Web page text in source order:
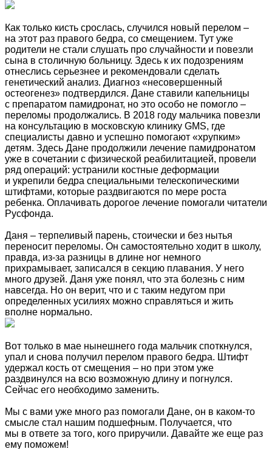
Как только кисть срослась, случился новый перелом –
на этот раз правого бедра, со смещением. Тут уже
родители не стали слушать про случайности и повезли
сына в столичную больницу. Здесь к их подозрениям
отнеслись серьезнее и рекомендовали сделать
генетический анализ. Диагноз «несовершенный
остеогенез» подтвердился. Дане ставили капельницы
с препаратом памидронат, но это особо не помогло –
переломы продолжались. В 2018 году мальчика повезли
на консультацию в московскую клинику GMS, где
специалисты давно и успешно помогают «хрупким»
детям. Здесь Дане продолжили лечение памидронатом
уже в сочетании с физической реабилитацией, провели
ряд операций: устранили костные деформации
и укрепили бедра специальными телескопическими
штифтами, которые раздвигаются по мере роста
ребенка. Оплачивать дорогое лечение помогали читатели
Русфонда.
Даня – терпеливый парень, стоически и без нытья
переносит переломы. Он самостоятельно ходит в школу,
правда, из-за разницы в длине ног немного
прихрамывает, записался в секцию плавания. У него
много друзей. Даня уже понял, что эта болезнь с ним
навсегда. Но он верит, что и с таким недугом при
определенных усилиях можно справляться и жить
вполне нормально.
Вот только в мае нынешнего года мальчик споткнулся,
упал и снова получил перелом правого бедра. Штифт
удержал кость от смещения – но при этом уже
раздвинулся на всю возможную длину и погнулся.
Сейчас его необходимо заменить.
Мы с вами уже много раз помогали Дане, он в каком-то
смысле стал нашим подшефным. Получается, что
мы в ответе за того, кого приручили. Давайте же еще раз
ему поможем!